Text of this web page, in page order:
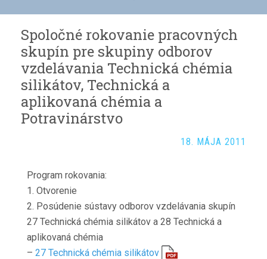
Spoločné rokovanie pracovných
skupín pre skupiny odborov
vzdelávania Technická chémia
silikátov, Technická a
aplikovaná chémia a
Potravinárstvo
18. MÁJA 2011
Program rokovania:
1. Otvorenie
2. Posúdenie sústavy odborov vzdelávania skupín
27 Technická chémia silikátov a 28 Technická a
aplikovaná chémia
– 27 Technická chémia silikátov